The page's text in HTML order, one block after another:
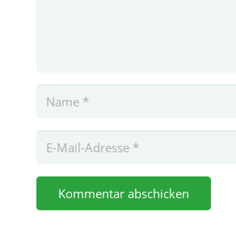
Kommentar abschicken